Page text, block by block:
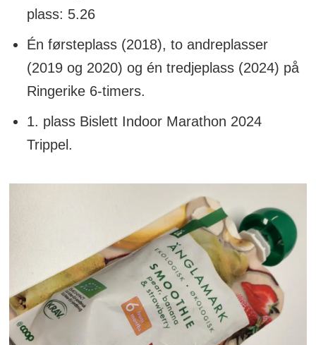
plass: 5.26
Én førsteplass (2018), to andreplasser
(2019 og 2020) og én tredjeplass (2024) på
Ringerike 6-timers.
1. plass Bislett Indoor Marathon 2024
Trippel.